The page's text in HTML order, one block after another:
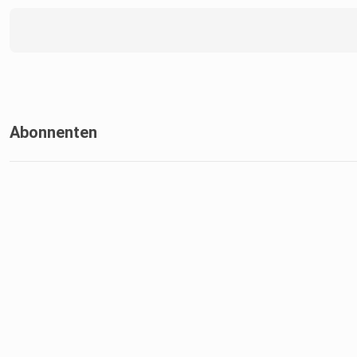
Abonnenten